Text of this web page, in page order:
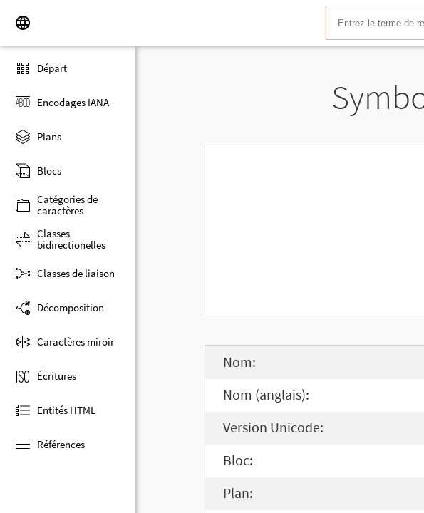
Départ
Encodages IANA
Plans
Blocs
Catégories de
caractères
Classes
bidirectionelles
Classes de liaison
Décomposition
Caractères miroir
Écritures
Entités HTML
Références
Nom:
Nom (anglais):
Version Unicode:
Bloc:
Plan: